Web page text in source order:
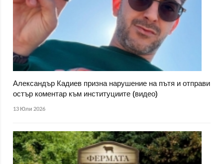
Александър Кадиев призна нарушение на пътя и отправи
остър коментар към институциите (видео)
13 Юли 2026